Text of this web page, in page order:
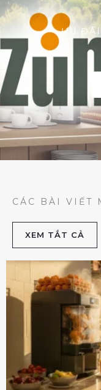
ƯU
CÁC BÀI VIẾT
XEM TẮT CẢ